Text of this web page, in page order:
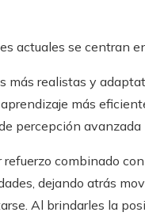
actuales se centran
más realistas y
más
percepción
refuerzo combinado
dejando atrás
Al brindarles la